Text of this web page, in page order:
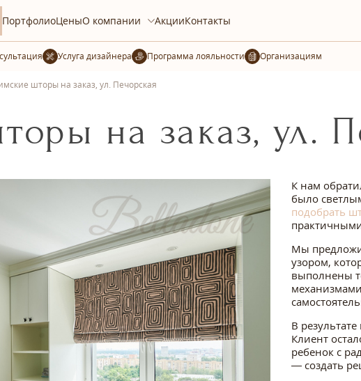
ПортфолиоЦеныО компании АкцииКонтакты
Услуга дизайнера Организациям
шторы на заказ, ул. Печорская
на заказ, ул.
К нам
было
подобрать
Мы
узором,
выполнены
В
Клиент
ребенок с
— создать